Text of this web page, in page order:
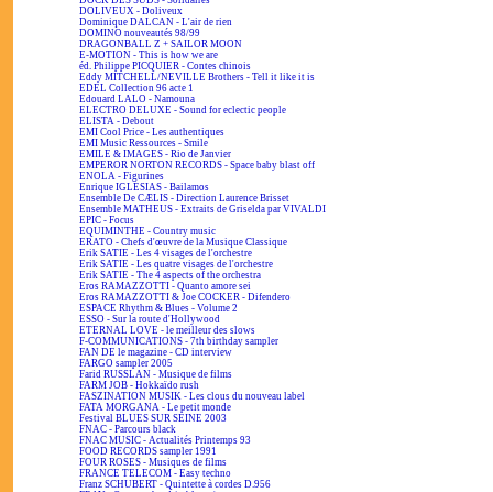
DOLIVEUX - Doliveux
Dominique DALCAN - L'air de rien
DOMINO nouveautés 98/99
DRAGONBALL Z + SAILOR MOON
E-MOTION - This is how we are
éd. Philippe PICQUIER - Contes chinois
Eddy MITCHELL/NEVILLE Brothers - Tell it like it is
EDEL Collection 96 acte 1
Edouard LALO - Namouna
ELECTRO DELUXE - Sound for eclectic people
ELISTA - Debout
EMI Cool Price - Les authentiques
EMI Music Ressources - Smile
EMILE & IMAGES - Rio de Janvier
EMPEROR NORTON RECORDS - Space baby blast off
ENOLA - Figurines
Enrique IGLESIAS - Bailamos
Ensemble De CÆLIS - Direction Laurence Brisset
Ensemble MATHEUS - Extraits de Griselda par VIVALDI
EPIC - Focus
EQUIMINTHE - Country music
ERATO - Chefs d'œuvre de la Musique Classique
Erik SATIE - Les 4 visages de l'orchestre
Erik SATIE - Les quatre visages de l'orchestre
Erik SATIE - The 4 aspects of the orchestra
Eros RAMAZZOTTI - Quanto amore sei
Eros RAMAZZOTTI & Joe COCKER - Difendero
ESPACE Rhythm & Blues - Volume 2
ESSO - Sur la route d'Hollywood
ETERNAL LOVE - le meilleur des slows
F-COMMUNICATIONS - 7th birthday sampler
FAN DE le magazine - CD interview
FARGO sampler 2005
Farid RUSSLAN - Musique de films
FARM JOB - Hokkaïdo rush
FASZINATION MUSIK - Les clous du nouveau label
FATA MORGANA - Le petit monde
Festival BLUES SUR SEINE 2003
FNAC - Parcours black
FNAC MUSIC - Actualités Printemps 93
FOOD RECORDS sampler 1991
FOUR ROSES - Musiques de films
FRANCE TELECOM - Easy techno
Franz SCHUBERT - Quintette à cordes D.956